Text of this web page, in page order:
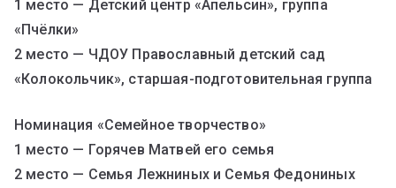
1 место — Детский центр «Апельсин», группа
«Пчёлки»
2 место — ЧДОУ Православный детский сад
«Колокольчик», старшая-подготовительная группа
Номинация «Семейное творчество»
1 место — Горячев Матвей его семья
2 место — Семья Лежниных и Семья Федониных